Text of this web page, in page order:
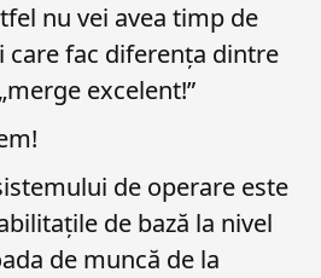
nu vei avea timp de
care fac diferența dintre
excelent!”
de operare este
de bază la nivel
de muncă de la